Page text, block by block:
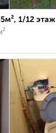
1/12 этаж